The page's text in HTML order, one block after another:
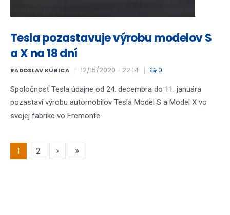
Tesla pozastavuje výrobu modelov S
a X na 18 dní
RADOSLAV KUBICA 12/15/2020 - 22:14 0
Spoločnosť Tesla údajne od 24. decembra do 11. januára
pozastaví výrobu automobilov Tesla Model S a Model X vo
svojej fabrike vo Fremonte.
1 2